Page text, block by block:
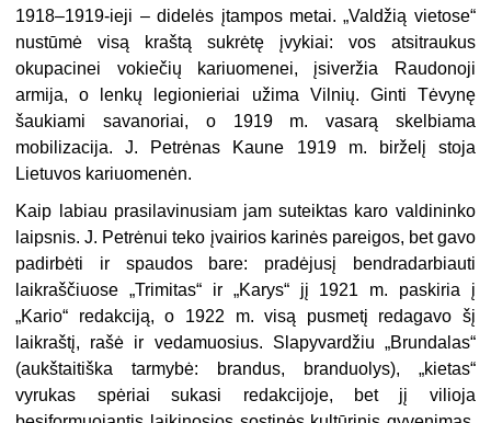
1918–1919-ieji – didelės įtampos metai. „Valdžią vietose“
nustūmė visą kraštą sukrėtę įvykiai: vos atsitraukus
okupacinei vokiečių kariuomenei, įsiveržia Raudonoji
armija, o lenkų legionieriai užima Vilnių. Ginti Tėvynę
šaukiami savanoriai, o 1919 m. vasarą skelbiama
mobilizacija. J. Petrėnas Kaune 1919 m. birželį stoja
Lietuvos kariuomenėn.
Kaip labiau prasilavinusiam jam suteiktas karo valdininko
laipsnis. J. Petrėnui teko įvairios karinės pareigos, bet gavo
padirbėti ir spaudos bare: pradėjusį bendradarbiauti
laikraščiuose „Trimitas“ ir „Karys“ jį 1921 m. paskiria į
„Kario“ redakciją, o 1922 m. visą pusmetį redagavo šį
laikraštį, rašė ir vedamuosius. Slapyvardžiu „Brundalas“
(aukštaitiška tarmybė: brandus, branduolys), „kietas“
vyrukas spėriai sukasi redakcijoje, bet jį vilioja